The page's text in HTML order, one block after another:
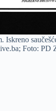
Iskreno
Foto: PD